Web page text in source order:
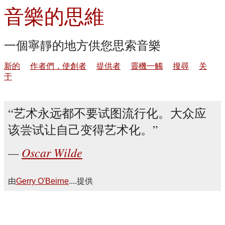
音樂的思維
一個寧靜的地方供您思索音樂
新的 作者們，使創者 提供者 靈機一觸 搜尋
关
于
艺术永远都不要试图流行化。大众应
该尝试让自己变得艺术化。
Oscar Wilde
由Gerry O'Beirne....提供